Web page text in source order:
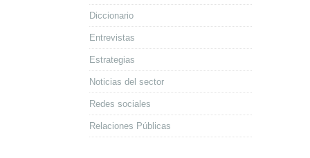
Diccionario
Entrevistas
Estrategias
Noticias del sector
Redes sociales
Relaciones Públicas